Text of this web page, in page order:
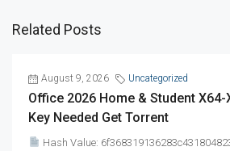
Related Posts
August 9, 2026 Uncategorized
Office 2026 Home & Student
Key Needed Gеt Torrent
Hash Value: